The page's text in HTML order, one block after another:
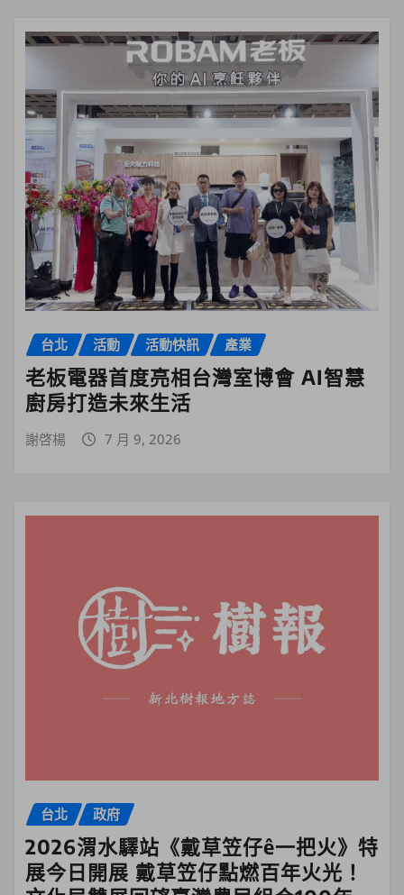
台北 活動 活動快訊 產業
老板電器首度亮相台灣室博會 AI智慧
廚房打造未來生活
謝啓楊 7 月 9, 2026
台北 政府
2026渭水驛站《戴草笠仔ê一把火》特
展今日開展 戴草笠仔點燃百年火光！